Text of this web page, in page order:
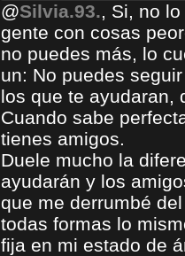
@Silvia.93., Si, no
gente con cosas
no puedes más, lo
un: No puedes
los que te ayudaran,
Cuando sabe
tienes amigos.
Duele mucho la
ayudarán y los
que me derrumbé
todas formas lo
fija en mi estado de